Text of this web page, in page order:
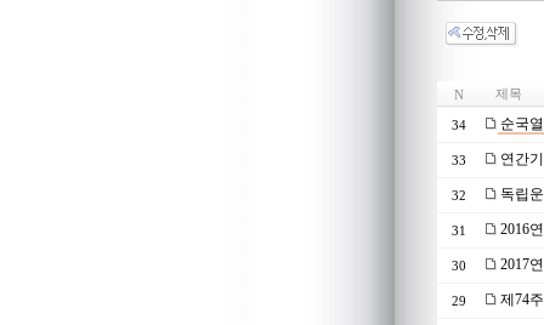
N 제목
34 순국
33 연간
32 독립
31 2016
30 2017
29 제74